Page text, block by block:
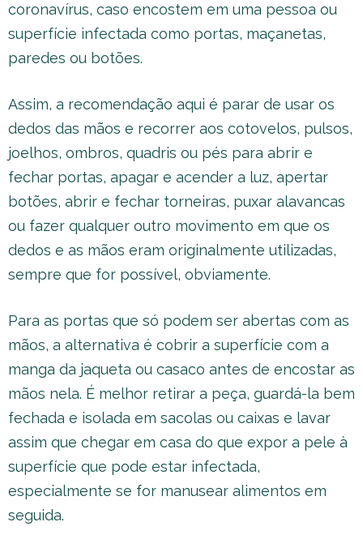
coronavírus, caso encostem em uma pessoa ou
superfície infectada como portas, maçanetas,
paredes ou botões.
Assim, a recomendação aqui é parar de usar os
dedos das mãos e recorrer aos cotovelos, pulsos,
joelhos, ombros, quadris ou pés para abrir e
fechar portas, apagar e acender a luz, apertar
botões, abrir e fechar torneiras, puxar alavancas
ou fazer qualquer outro movimento em que os
dedos e as mãos eram originalmente utilizadas,
sempre que for possível, obviamente.
Para as portas que só podem ser abertas com as
mãos, a alternativa é cobrir a superfície com a
manga da jaqueta ou casaco antes de encostar as
mãos nela. É melhor retirar a peça, guardá-la bem
fechada e isolada em sacolas ou caixas e lavar
assim que chegar em casa do que expor a pele à
superfície que pode estar infectada,
especialmente se for manusear alimentos em
seguida.